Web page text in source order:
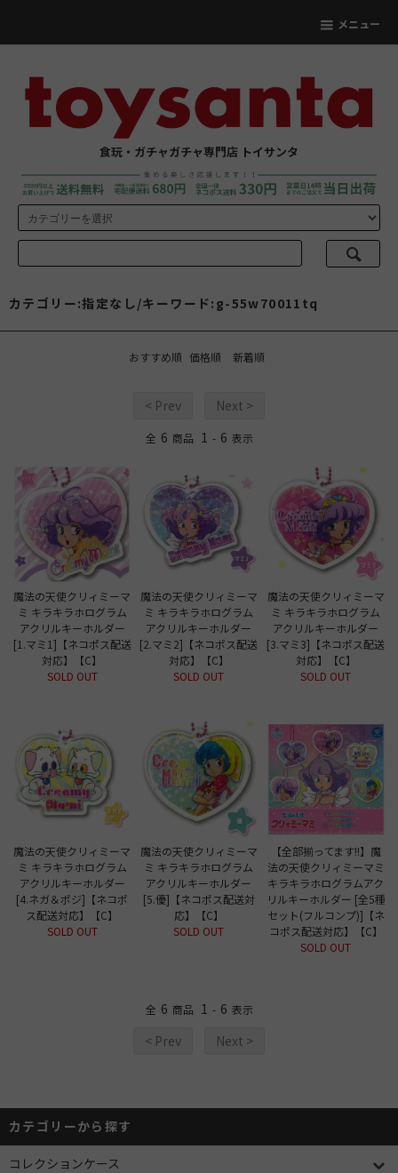
メニュー
食玩・ガチャガチャ専門店 トイサンタ
カテゴリー:指定なし/キーワード:g-55w70011tq
おすすめ順 価格順 新着順
< Prev Next >
全 6 商品 1 - 6 表示
魔法の天使クリィミーマ
ミ キラキラホログラム
アクリルキーホルダー
[1.マミ1]【ネコポス配送
対応】【C】
SOLD OUT
魔法の天使クリィミーマ
ミ キラキラホログラム
アクリルキーホルダー
[2.マミ2]【ネコポス配送
対応】【C】
SOLD OUT
魔法の天使クリィミーマ
ミ キラキラホログラム
アクリルキーホルダー
[3.マミ3]【ネコポス配送
対応】【C】
SOLD OUT
魔法の天使クリィミーマ
ミ キラキラホログラム
アクリルキーホルダー
[4.ネガ＆ポジ]【ネコポ
ス配送対応】【C】
SOLD OUT
魔法の天使クリィミーマ
ミ キラキラホログラム
アクリルキーホルダー
[5.優]【ネコポス配送対
応】【C】
SOLD OUT
【全部揃ってます!!】魔
法の天使クリィミーマミ
キラキラホログラムアク
リルキーホルダー [全5種
セット(フルコンプ)]【ネ
コポス配送対応】【C】
SOLD OUT
全 6 商品 1 - 6 表示
< Prev Next >
カテゴリーから探す
コレクションケース